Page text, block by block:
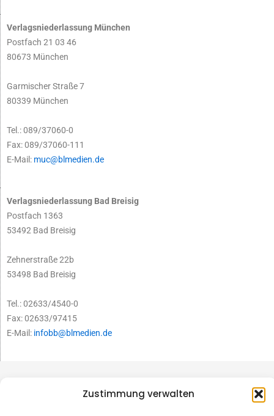
Zustimmung verwalten
Verlagsniederlassung München
Postfach 21 03 46
80673 München
Garmischer Straße 7
80339 München
Tel.: 089/37060-0
Fax: 089/37060-111
E-Mail: muc@blmedien.de
Verlagsniederlassung Bad Breisig
Postfach 1363
53492 Bad Breisig
Zehnerstraße 22b
53498 Bad Breisig
Tel.: 02633/4540-0
Fax: 02633/97415
E-Mail: infobb@blmedien.de